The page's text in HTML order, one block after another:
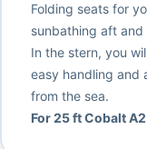
Folding seats for
sunbathing aft
In the stern, you
easy handling and
from the sea.
For 25 ft Cobalt